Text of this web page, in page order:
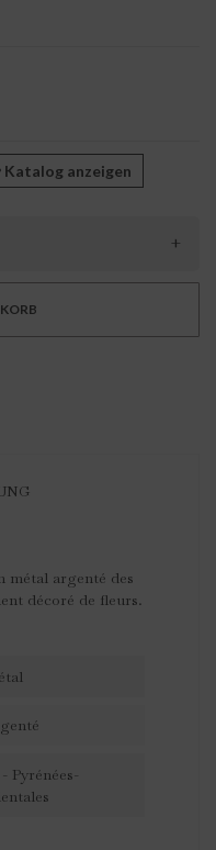
Katalog anzeigen
+
métal argenté des
décoré de fleurs.
- Pyrénées-